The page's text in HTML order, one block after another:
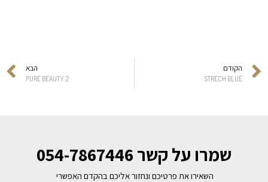
הקודם
STRECH BLUE
הבא
PURE BEAUTY. 2
שמרו על קשר 054-7867446
השאירו את פרטיכם ונחזור אליכם בהקדם האפשרי